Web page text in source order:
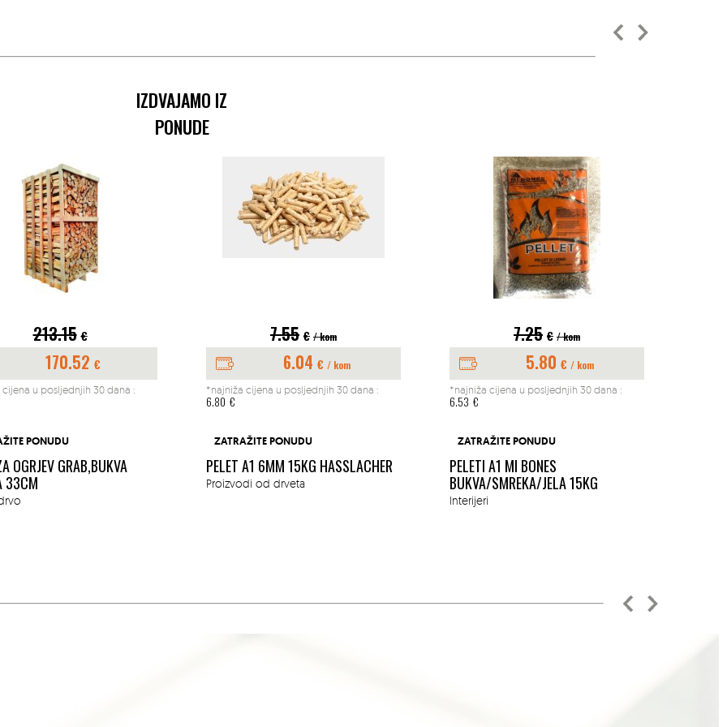
IZDVAJAMO IZ
PONUDE
213.15 €
170.52 €
u posljednjih 30 dana :
PONUDU
OGRJEV GRAB,BUKVA
33CM
7.55 € / kom
6.04 € / kom
*najniža cijena u posljednjih 30 dana :
6.80 €
ZATRAŽITE PONUDU
PELET A1 6MM 15KG HASSLACHER
Proizvodi od drveta
7.25 € / kom
5.80 € / kom
*najniža cijena u posljednjih 30 dana :
6.53 €
ZATRAŽITE PONUDU
PELETI A1 MI BONES
BUKVA/SMREKA/JELA 15KG
Interijeri